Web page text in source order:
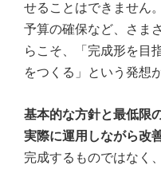
せることはできません
予算の確保など、さま
らこそ、「完成形を目
をつくる」という発想
基本的な方針と最低限
実際に運用しながら改
完成するものではなく